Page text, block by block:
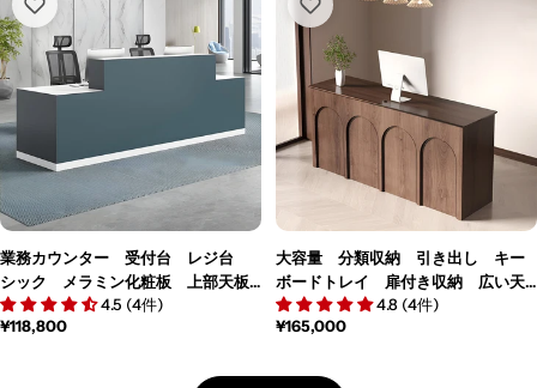
格
M060
業務カウンター 受付台 レジ台
シック メラミン化粧板 上部天板
付き サイドワゴン 仕切り中間
脚 配線孔 ブルー カスタマイズ
4.5 (4件)
通
¥118,800
大容量 分類収納 引き出し キー
ボードトレイ 扉付き収納 広い天
板 ゆとり 木目調 受付カウンタ
ー カウンター 穏やか 機能的
能 JDT-M110
4.8 (4件)
通
¥165,000